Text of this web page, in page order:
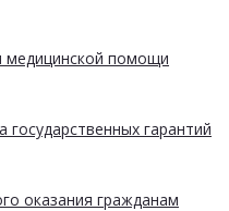
медицинской помощи
государственных гарантий
оказания гражданам